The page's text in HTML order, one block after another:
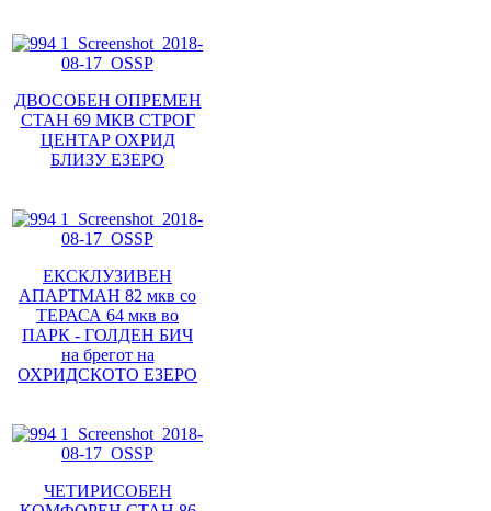
ДВОСОБЕН ОПРЕМЕН
СТАН 69 МКВ СТРОГ
ЦЕНТАР ОХРИД
БЛИЗУ ЕЗЕРО
ЕКСКЛУЗИВЕН
АПАРТМАН 82 мкв со
ТЕРАСА 64 мкв во
ПАРК - ГОЛДЕН БИЧ
на брегот на
ОХРИДСКОТО ЕЗЕРО
ЧЕТИРИСОБЕН